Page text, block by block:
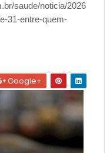
saude/noticia/2026
31-entre-quem-
Google+